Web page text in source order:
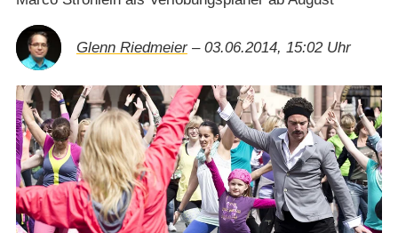
Glenn Riedmeier– 03.06.2014, 15:02 Uhr